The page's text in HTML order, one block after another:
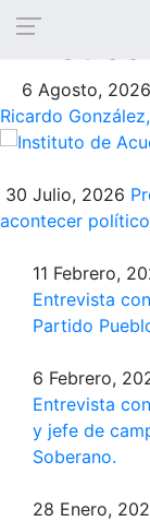
Pasar
contenido
principal
Detrás
6 Agosto, 2026
Ricardo
30 Julio, 2026
acontecer
11 Febrero,
Entrevista
Partido
6 Febrero,
Entrevista
y jefe de
Soberano.
28 Enero,